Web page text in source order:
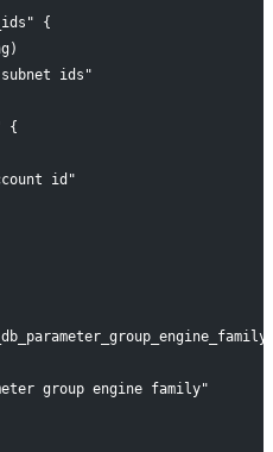
{
ids"
{
id"
group engine family"